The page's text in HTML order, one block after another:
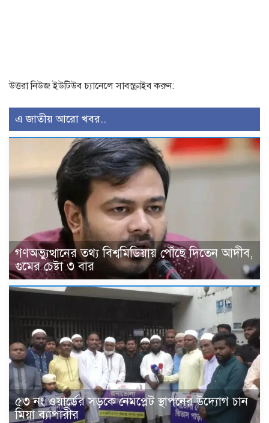
উত্তরা নিউজ ইউটিউব চ্যানেলে সাবস্ক্রাইব করুন:
এ জাতীয় আরো খবর..
গণঅভ্যুত্থানের তথ্য বিশ্বমিডিয়ায় পৌঁছে দিতেন আদীব,
গুমের চেষ্টা ৩ বার
৫৩ নং ওয়ার্ডের সড়কে নেমপ্লেট স্থাপনের উদ্যোগ চান
মিয়া ব্যাপারীর